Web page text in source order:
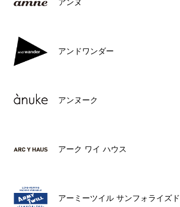
アンヌ
アンドワンダー
アンヌーク
アーク ワイ ハウス
アーミーツイル サンフォライズド